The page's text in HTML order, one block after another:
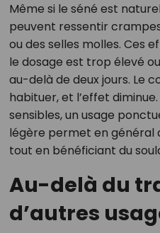
Même si le séné est
peuvent ressentir
ou des selles molles. Ces
le dosage est trop élevé
au-delà de deux jours. Le
habituer, et l’effet
sensibles, un usage
légère permet en général
tout en bénéficiant du
Au-delà du
d’autres